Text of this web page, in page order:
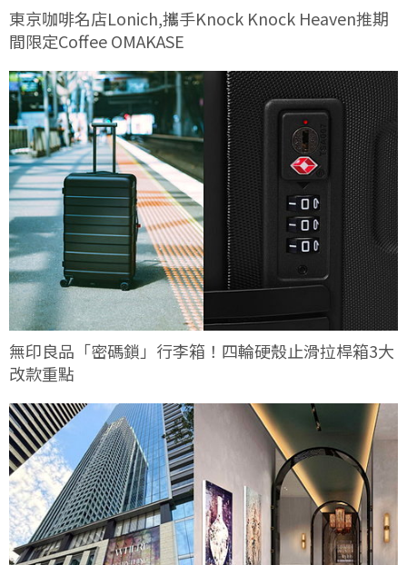
東京咖啡名店Lonich,攜手Knock Knock Heaven推期
間限定Coffee OMAKASE
無印良品「密碼鎖」行李箱！四輪硬殼止滑拉桿箱3大
改款重點